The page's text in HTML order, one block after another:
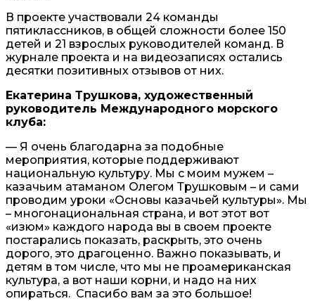
В проекте участвовали 24 команды
пятиклассников, в общей сложности более 150
детей и 21 взрослых руководителей команд. В
журнале проекта и на видеозаписях остались
десятки позитивных отзывов от них.
Екатерина Трушкова, художественный
руководитель Международного морского
клуба:
— Я очень благодарна за подобные
мероприятия, которые поддерживают
национальную культуру. Мы с моим мужем –
казачьим атаманом Олегом Трушковым – и сами
проводим уроки «Основы казачьей культуры». Мы
– многонациональная страна, и вот этот вот
«изюм» каждого народа вы в своем проекте
постарались показать, раскрыть, это очень
дорого, это драгоценно. Важно показывать, и
детям в том числе, что мы не проамериканская
культура, а вот наши корни, и надо на них
опираться. Спасибо вам за это большое!